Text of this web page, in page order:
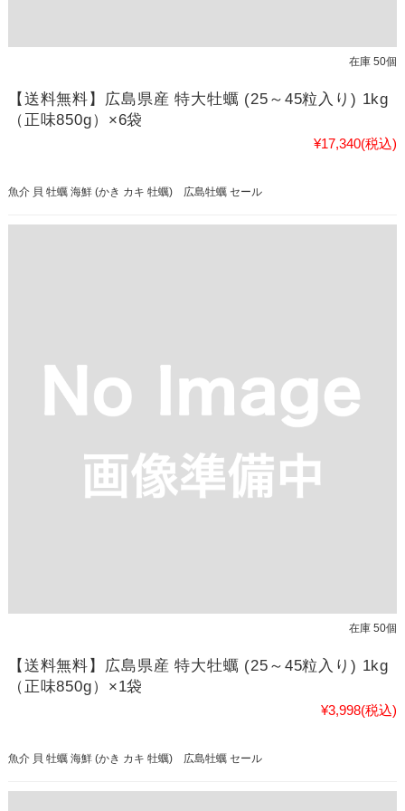
在庫 50個
【送料無料】広島県産 特大牡蠣 (25～45粒入り) 1kg
（正味850g）×6袋
¥17,340(税込)
魚介 貝 牡蠣 海鮮 (かき カキ 牡蠣) 広島牡蠣 セール
在庫 50個
【送料無料】広島県産 特大牡蠣 (25～45粒入り) 1kg
（正味850g）×1袋
¥3,998(税込)
魚介 貝 牡蠣 海鮮 (かき カキ 牡蠣) 広島牡蠣 セール